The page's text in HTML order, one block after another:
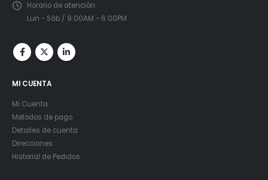
Horario de atención:
Lun - Sáb / 9:00AM - 6:00PM
MI CUENTA
Mi Cuenta
Metodos de pago
Detalles de cuenta
Direcciones
Historial de Pedidos